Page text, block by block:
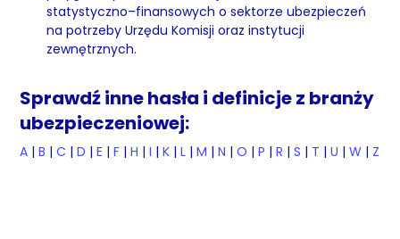
statystyczno–finansowych o sektorze ubezpieczeń
na potrzeby Urzędu Komisji oraz instytucji
zewnętrznych.
Sprawdź inne hasła i definicje z branży
ubezpieczeniowej:
A |B |C |D |E |F |H |I |K |L |M |N |O |P |R |S | T |U |W | Z